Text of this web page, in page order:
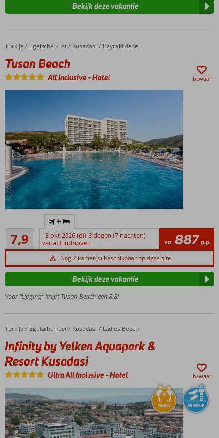
Bekijk deze vakantie
Home
Turkije Egeische kust Kusadasi Bayraklidede
Tusan Beach
Tusan Beach
All Inclusive-Hotel bewaar
gelegen met
panoramisch
uitzicht
km van
Kusadasi
Volop sport en
ontspanningsmogelijkheden
7,9
Goed
9
beoordelingen
+
13 okt 2026 (di) 8 dagen (7 nachten)
vanaf Eindhoven
va 887 p.p.
Nog 2 kamer(s) beschikbaar op deze site
Voor “Ligging” krijgt Tusan Beach een 8,8!
Bekijk deze vakantie
Home
Turkije Egeische kust Kusadasi Ladies Beach
Infinity by Yelken Aquapark & Resort Kusadasi
Infinity by Yelken Aquapark &
Resort Kusadasi
Ultra All Inclusive-Hotel bewaar